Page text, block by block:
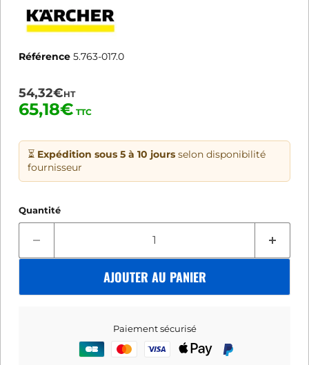
Référence 5.763-017.0
54,32€HT
65,18€ TTC
⏳ Expédition sous 5 à 10 jours selon disponibilité
fournisseur
Quantité
AJOUTER AU PANIER
Paiement sécurisé